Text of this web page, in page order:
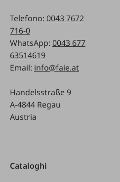
Telefono: 0043 7672
716-0
WhatsApp: 0043 677
63514619
Email: info@faie.at
Handelsstraße 9
A-4844 Regau
Austria
Cataloghi